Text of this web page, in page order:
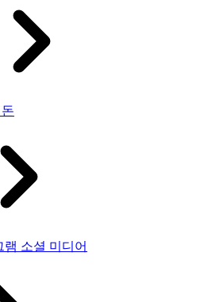
돈
램 소셜 미디어